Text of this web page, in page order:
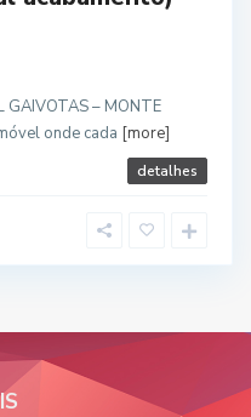
GAIVOTAS – MONTE
onde cada [more]
detalhes